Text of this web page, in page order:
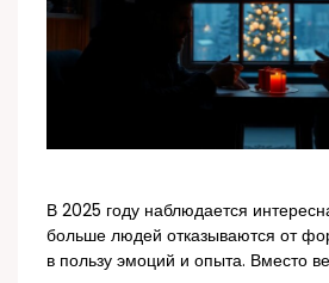
В 2025 году наблюдается
больше людей отказываются от
в пользу эмоций и опыта. Вместо